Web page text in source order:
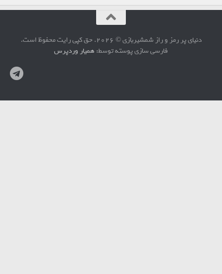
دنیای پر رمز و راز شمشیربازی © 2026. حق کپی رایت محفوظ است.
فارسی سازی پوسته توسط:همیار وردپرس